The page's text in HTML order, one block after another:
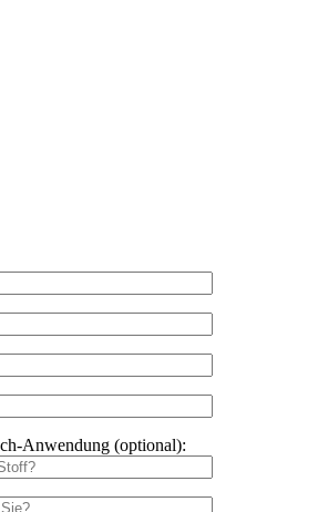
Anwendung (optional):